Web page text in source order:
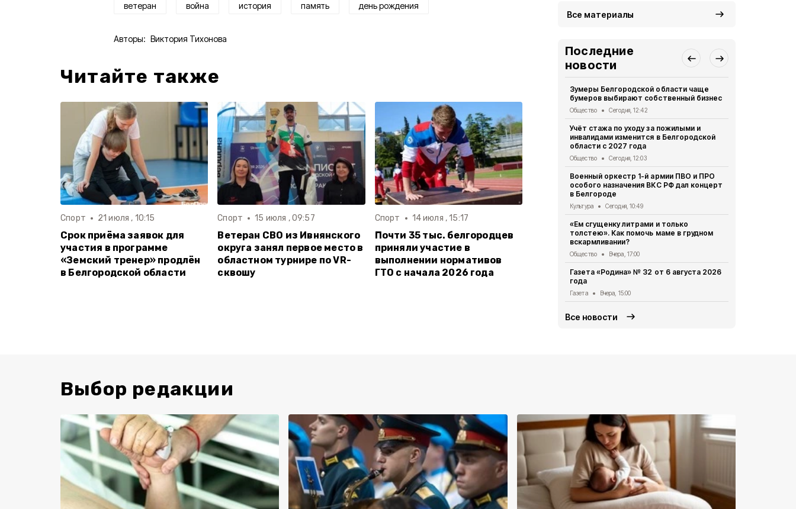
ветеран война история память день рождения
Авторы: Виктория Тихонова
Читайте также
Спорт 21 июля , 10:15
Срок приёма заявок для
участия в программе
«Земский тренер» продлён
в Белгородской области
Спорт 15 июля , 09:57
Ветеран СВО из Ивнянского
округа занял первое место в
областном турнире по VR-
сквошу
Спорт 14 июля , 15:17
Почти 35 тыс. белгородцев
приняли участие в
выполнении нормативов
ГТО с начала 2026 года
Все материалы
Последние
новости
Зумеры Белгородской области чаще
бумеров выбирают собственный бизнес
Общество Сегодня, 12:42
Учёт стажа по уходу за пожилыми и
инвалидами изменится в Белгородской
области с 2027 года
Общество Сегодня, 12:03
Военный оркестр 1-й армии ПВО и ПРО
особого назначения ВКС РФ дал концерт
в Белгороде
Культура Сегодня, 10:49
«Ем сгущенку литрами и только
толстею». Как помочь маме в грудном
вскармливании?
Общество Вчера, 17:00
Газета «Родина» № 32 от 6 августа 2026
года
Газета Вчера, 15:00
Все новости
Выбор редакции